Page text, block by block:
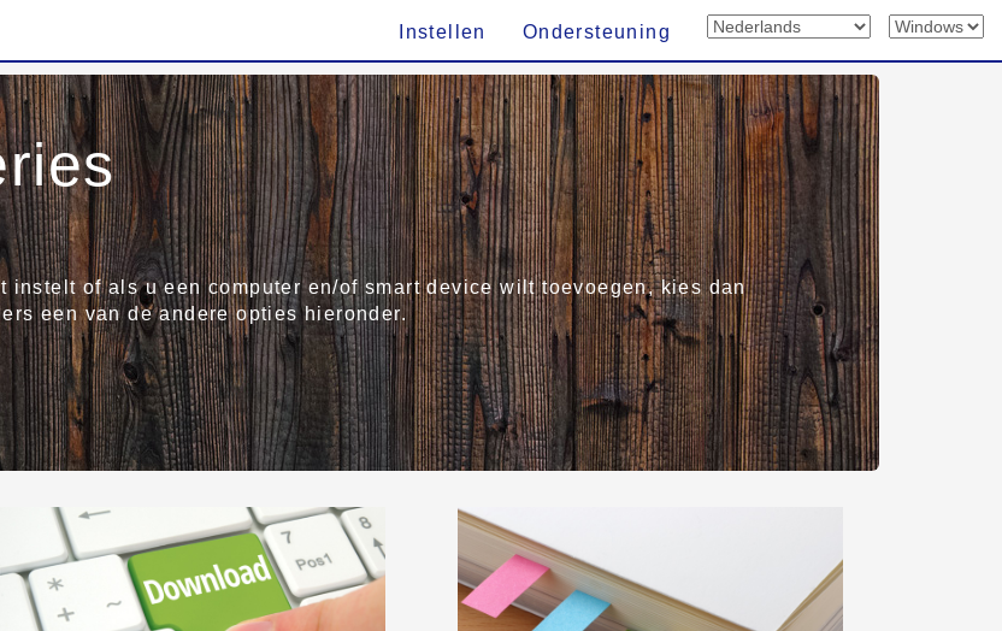
Instellen Ondersteuning
of als u een computer en/of smart device wilt toevoegen, kies dan
een van de andere opties hieronder.